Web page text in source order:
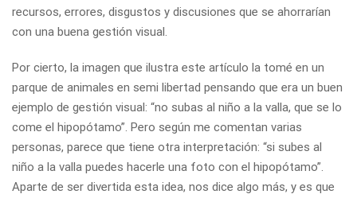
recursos, errores, disgustos y discusiones que se ahorrarían
con una buena gestión visual.
Por cierto, la imagen que ilustra este artículo la tomé en un
parque de animales en semi libertad pensando que era un buen
ejemplo de gestión visual: “no subas al niño a la valla, que se lo
come el hipopótamo”. Pero según me comentan varias
personas, parece que tiene otra interpretación: “si subes al
niño a la valla puedes hacerle una foto con el hipopótamo”.
Aparte de ser divertida esta idea, nos dice algo más, y es que